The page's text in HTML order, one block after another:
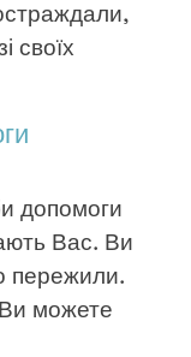
своїх
допомоги
Вас. Ви
пережили.
можете